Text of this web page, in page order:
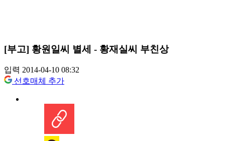
[부고] 황원일씨 별세 - 황재실씨 부친상
입력 2014-04-10 08:32
선호매체 추가